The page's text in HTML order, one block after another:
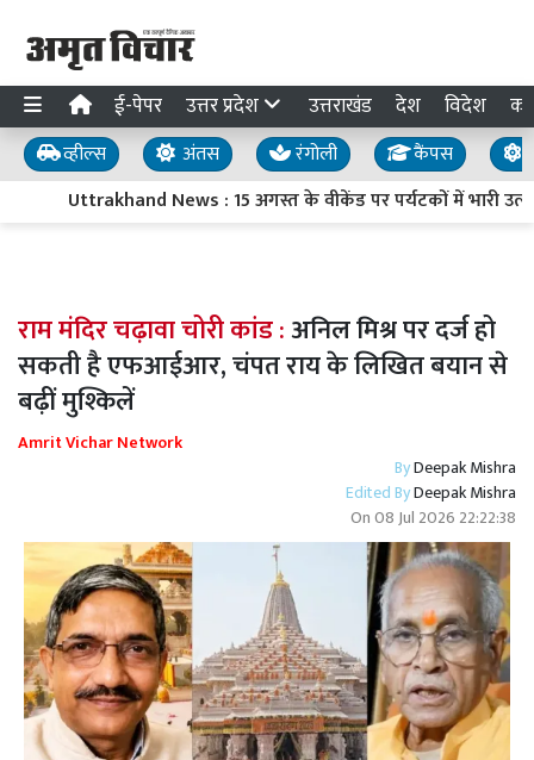
ई-पेपर उत्तर प्रदेश उत्तराखंड देश विदेश
व्हील्स अंतस रंगोली कैंपस
Uttrakhand News : 15 अगस्त के वीकेंड पर पर्यटकों में भारी
राम मंदिर चढ़ावा चोरी कांड :अनिल मिश्र पर दर्ज हो
सकती है एफआईआर, चंपत राय के लिखित बयान से
बढ़ीं मुश्किलें
Amrit Vichar Network
ByDeepak Mishra
Edited ByDeepak Mishra
On08 Jul 2026 22:22:38